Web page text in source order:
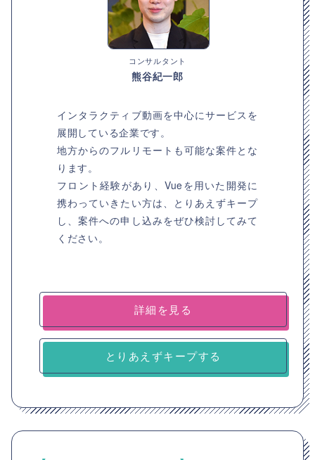
コンサルタント
熊谷紀一郎
インタラクティブ動画を中心にサービスを
展開している企業です。
地方からのフルリモートも可能な案件とな
ります。
フロント経験があり、Vueを用いた開発に
携わっていきたい方は、とりあえずキープ
し、案件への申し込みをぜひ検討してみて
ください。
詳細を見る
とりあえずキープする